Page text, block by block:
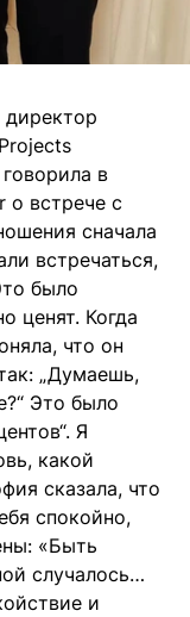
директор
в
о встрече с
сначала
встречаться,
было
ценят. Когда
что он
„Думаешь,
Это было
Я
какой
сказала, что
спокойно,
«Быть
случалось…
и